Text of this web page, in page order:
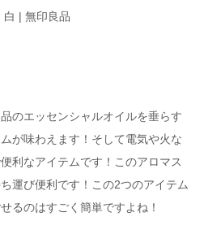
白 | 無印良品
のエッセンシャルオイルを垂らす
が味わえます！そして電気や火な
利なアイテムです！このアロマス
運び便利です！この2つのアイテム
るのはすごく簡単ですよね！